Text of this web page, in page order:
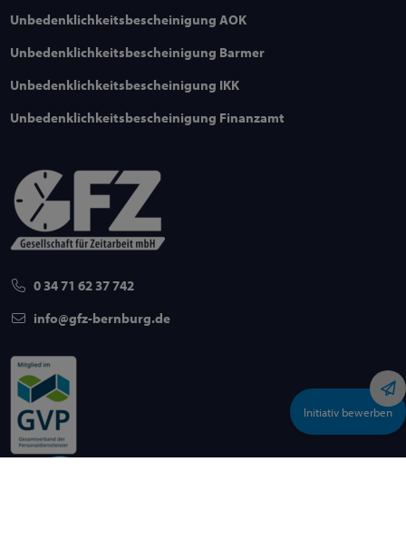
Initiativ bewerben
0 34 71 62 37 742
info
gfz-bernburg de
Unbedenklichkeitsbescheinigung AOK
Unbedenklichkeitsbescheinigung Barmer
Unbedenklichkeitsbescheinigung IKK
Unbedenklichkeitsbescheinigung Finanzamt